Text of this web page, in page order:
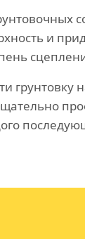
и
грунтовку